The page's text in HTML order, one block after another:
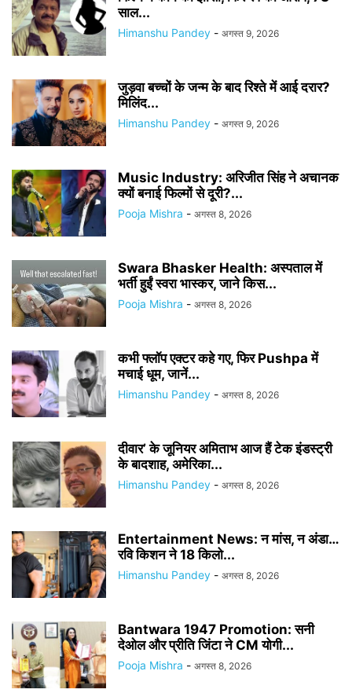
साल...
Himanshu Pandey - अगस्त 9, 2026
जुड़वा बच्चों के जन्म के बाद रिश्ते में आई दरार?
मिलिंद...
Himanshu Pandey - अगस्त 9, 2026
Music Industry: अरिजीत सिंह ने अचानक
क्यों बनाई फिल्मों से दूरी?...
Pooja Mishra - अगस्त 8, 2026
Swara Bhasker Health: अस्पताल में
भर्ती हुईं स्वरा भास्कर, जाने किस...
Pooja Mishra - अगस्त 8, 2026
कभी फ्लॉप एक्टर कहे गए, फिर Pushpa में
मचाई धूम, जानें...
Himanshu Pandey - अगस्त 8, 2026
दीवार’ के जूनियर अमिताभ आज हैं टेक इंडस्ट्री
के बादशाह, अमेरिका...
Himanshu Pandey - अगस्त 8, 2026
Entertainment News: न मांस, न अंडा…
रवि किशन ने 18 किलो...
Himanshu Pandey - अगस्त 8, 2026
Bantwara 1947 Promotion: सनी
देओल और प्रीति जिंटा ने CM योगी...
Pooja Mishra - अगस्त 8, 2026